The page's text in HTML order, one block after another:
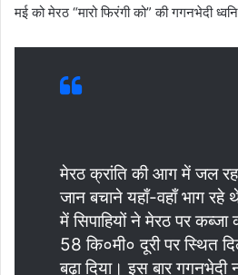
मई को मेरठ “मारो फिरंगी को” की गगनभेदी
मेरठ क्रांति की आग में जल
जान बचाने यहाँ-वहाँ भाग
में सिपाहियों ने मेरठ पर
58 कि०मी० दूरी पर स्थित
बढ़ा दिया। इस बार गगनभेदी